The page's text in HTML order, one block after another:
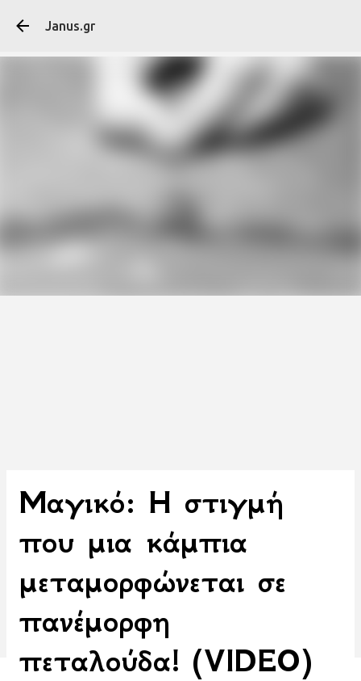
Janus.gr
Μαγικό: Η στιγμή
που μια κάμπια
μεταμορφώνεται σε
πανέμορφη
πεταλούδα! (VIDEO)